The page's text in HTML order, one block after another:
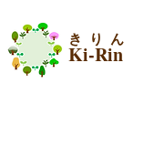
き り ん
Ki-Rin